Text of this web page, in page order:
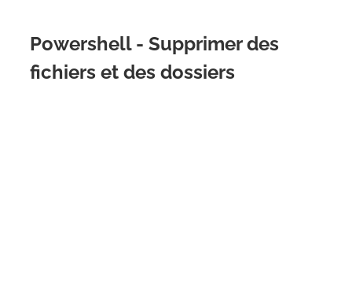
Powershell - Supprimer des
fichiers et des dossiers